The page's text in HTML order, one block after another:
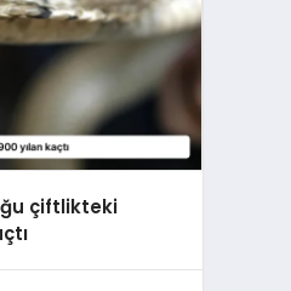
çiftlikteki